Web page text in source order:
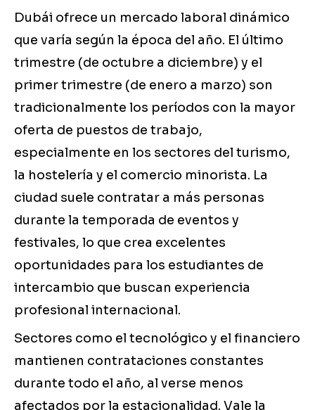
Dubái ofrece un mercado laboral dinámico
que varía según la época del año. El último
trimestre (de octubre a diciembre) y el
primer trimestre (de enero a marzo) son
tradicionalmente los períodos con la mayor
oferta de puestos de trabajo,
especialmente en los sectores del turismo,
la hostelería y el comercio minorista. La
ciudad suele contratar a más personas
durante la temporada de eventos y
festivales, lo que crea excelentes
oportunidades para los estudiantes de
intercambio que buscan experiencia
profesional internacional.
Sectores como el tecnológico y el financiero
mantienen contrataciones constantes
durante todo el año, al verse menos
afectados por la estacionalidad. Vale la